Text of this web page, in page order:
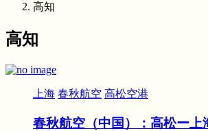
高知
高知
上海 春秋航空 高松空港
春秋航空（中国）：高松ー上